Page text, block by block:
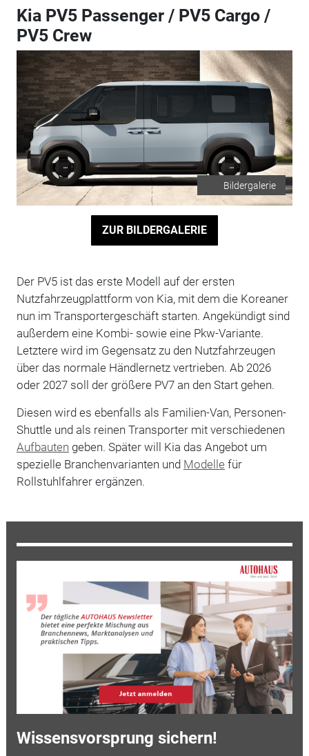
Kia PV5 Passenger / PV5 Cargo /
PV5 Crew
Bildergalerie
ZUR BILDERGALERIE
Der PV5 ist das erste Modell auf der ersten
Nutzfahrzeugplattform von Kia, mit dem die Koreaner
nun im Transportergeschäft starten. Angekündigt sind
außerdem eine Kombi- sowie eine Pkw-Variante.
Letztere wird im Gegensatz zu den Nutzfahrzeugen
über das normale Händlernetz vertrieben. Ab 2026
oder 2027 soll der größere PV7 an den Start gehen.
Diesen wird es ebenfalls als Familien-Van, Personen-
Shuttle und als reinen Transporter mit verschiedenen
Aufbauten geben. Später will Kia das Angebot um
spezielle Branchenvarianten und Modelle für
Rollstuhlfahrer ergänzen.
Wissensvorsprung sichern!